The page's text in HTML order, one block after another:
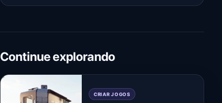
Continue explorando
CRIAR JOGOS